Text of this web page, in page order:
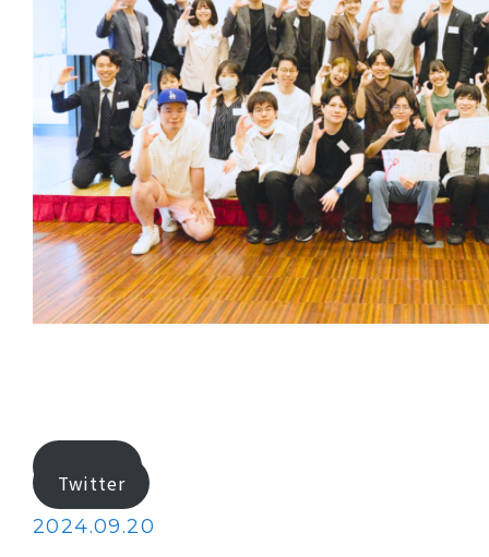
Twitter
2024.09.20